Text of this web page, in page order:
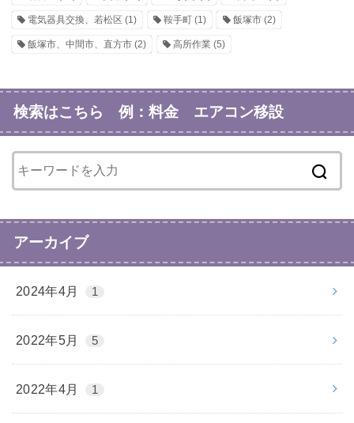
電気器具交換、若松区 (1) 鞍手町(1) 飯塚市(2)
飯塚市、中間市、直方市 (2) 高所作業(5)
検索はこちら 例：料金 エアコン移設
アーカイブ
2024年4月 1
2022年5月 5
2022年4月 1